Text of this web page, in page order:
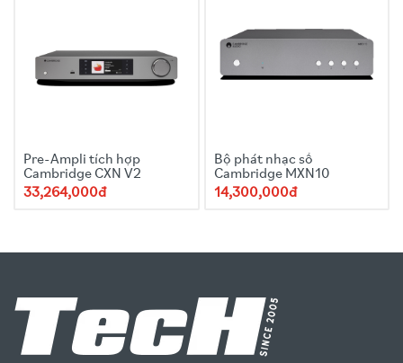
Pre-Ampli tích hợp
Cambridge CXN V2
33,264,000đ
Bộ phát nhạc số
Cambridge MXN10
14,300,000đ